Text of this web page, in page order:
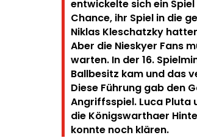
entwickelte sich ein
Chance, ihr Spiel in die
Niklas Kleschatzky
Aber die Nieskyer Fans
warten. In der 16.
Ballbesitz kam und das
Diese Führung gab den
Angriffsspiel. Luca Pluta
die Königswarthaer
konnte noch klären.